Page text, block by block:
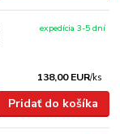
138,00 EUR/ks
expedícia 3-5 dní
Pridať do košíka